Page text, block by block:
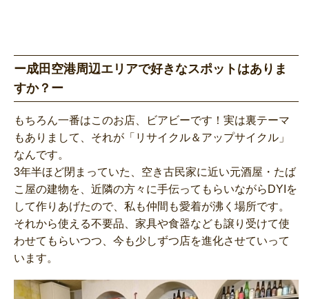
ー成田空港周辺エリアで好きなスポットはありま
すか？ー
もちろん一番はこのお店、ビアビーです！実は裏テーマ
もありまして、それが「リサイクル＆アップサイクル」
なんです。
3年半ほど閉まっていた、空き古民家に近い元酒屋・たば
こ屋の建物を、近隣の方々に手伝ってもらいながらDYIを
して作りあげたので、私も仲間も愛着が沸く場所です。
それから使える不要品、家具や食器なども譲り受けて使
わせてもらいつつ、今も少しずつ店を進化させていって
います。